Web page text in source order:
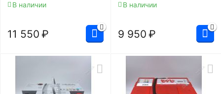
В наличии
11 550 ₽
В наличии
9 950 ₽